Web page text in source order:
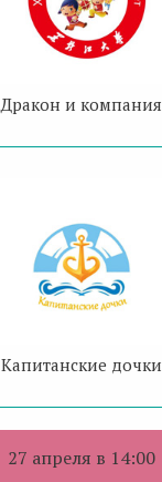
Дракон и компания
Капитанские дочки
27 апреля в 14:00